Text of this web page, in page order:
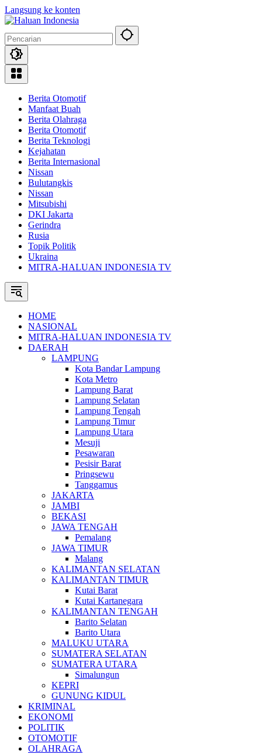
Langsung ke konten
Berita Otomotif
Manfaat Buah
Berita Olahraga
Berita Otomotif
Berita Teknologi
Kejahatan
Berita Internasional
Nissan
Bulutangkis
Nissan
Mitsubishi
DKI Jakarta
Gerindra
Rusia
Topik Politik
Ukraina
MITRA-HALUAN INDONESIA TV
HOME
NASIONAL
MITRA-HALUAN INDONESIA TV
DAERAH
LAMPUNG
Kota Bandar Lampung
Kota Metro
Lampung Barat
Lampung Selatan
Lampung Tengah
Lampung Timur
Lampung Utara
Mesuji
Pesawaran
Pesisir Barat
Pringsewu
Tanggamus
JAKARTA
JAMBI
BEKASI
JAWA TENGAH
Pemalang
JAWA TIMUR
Malang
KALIMANTAN SELATAN
KALIMANTAN TIMUR
Kutai Barat
Kutai Kartanegara
KALIMANTAN TENGAH
Barito Selatan
Barito Utara
MALUKU UTARA
SUMATERA SELATAN
SUMATERA UTARA
Simalungun
KEPRI
GUNUNG KIDUL
KRIMINAL
EKONOMI
POLITIK
OTOMOTIF
OLAHRAGA